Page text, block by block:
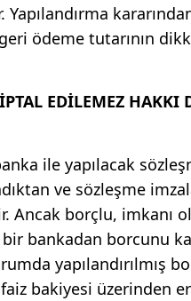
ödeme tutarının
EDİLEMEZ HAKKI
ile yapılacak
ve sözleşme
Ancak borçlu, imkanı
bankadan borcunu
yapılandırılmış
bakiyesi üzerinden